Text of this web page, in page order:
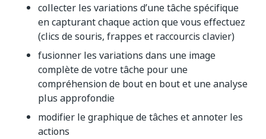
collecter les variations d’une tâche spécifique
en capturant chaque action que vous effectuez
(clics de souris, frappes et raccourcis clavier)
fusionner les variations dans une image
complète de votre tâche pour une
compréhension de bout en bout et une analyse
plus approfondie
modifier le graphique de tâches et annoter les
actions